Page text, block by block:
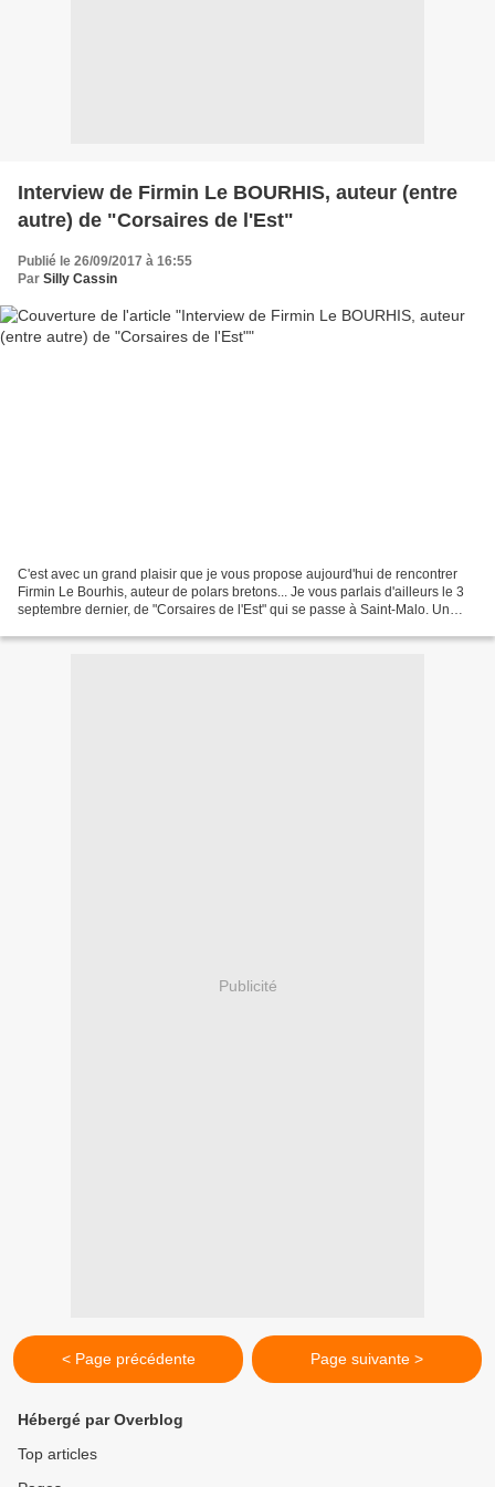
Interview de Firmin Le BOURHIS, auteur (entre
autre) de "Corsaires de l'Est"
Publié le 26/09/2017 à 16:55
Par Silly Cassin
C'est avec un grand plaisir que je vous propose aujourd'hui de rencontrer
Firmin Le Bourhis, auteur de polars bretons... Je vous parlais d'ailleurs le 3
septembre dernier, de "Corsaires de l'Est" qui se passe à Saint-Malo. Un
Publicité
< Page précédente Page suivante >
Hébergé par Overblog
Top articles